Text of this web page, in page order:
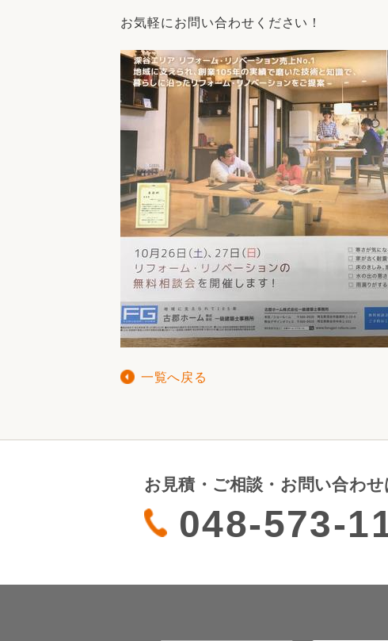
お客さまの声
中古物件探しから性能向上リフォームをワン
ストップ
お気軽にお問い合わせください！
一覧へ戻る
お見積・ご相談・お問い合わ
048-573-